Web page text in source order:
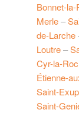
Bonnet-
Merle–
de-Larche
Loutre–
Cyr-la-
Étienne-
Saint-
Saint-